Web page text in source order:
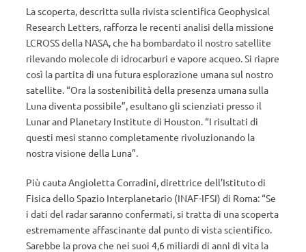
La scoperta, descritta sulla rivista scientifica Geophysical
Research Letters, rafforza le recenti analisi della missione
LCROSS della NASA, che ha bombardato il nostro satellite
rilevando molecole di idrocarburi e vapore acqueo. Si riapre
così la partita di una futura esplorazione umana sul nostro
satellite. “Ora la sostenibilità della presenza umana sulla
Luna diventa possibile”, esultano gli scienziati presso il
Lunar and Planetary Institute di Houston. “I risultati di
questi mesi stanno completamente rivoluzionando la
nostra visione della Luna”.
Più cauta Angioletta Corradini, direttrice dell’Istituto di
Fisica dello Spazio Interplanetario (INAF-IFSI) di Roma: “Se
i dati del radar saranno confermati, si tratta di una scoperta
estremamente affascinante dal punto di vista scientifico.
Sarebbe la prova che nei suoi 4,6 miliardi di anni di vita la